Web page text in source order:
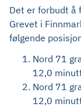
Det er forbudt å
Grevet i
følgende
Nord 71
12,0
Nord 71
12,0